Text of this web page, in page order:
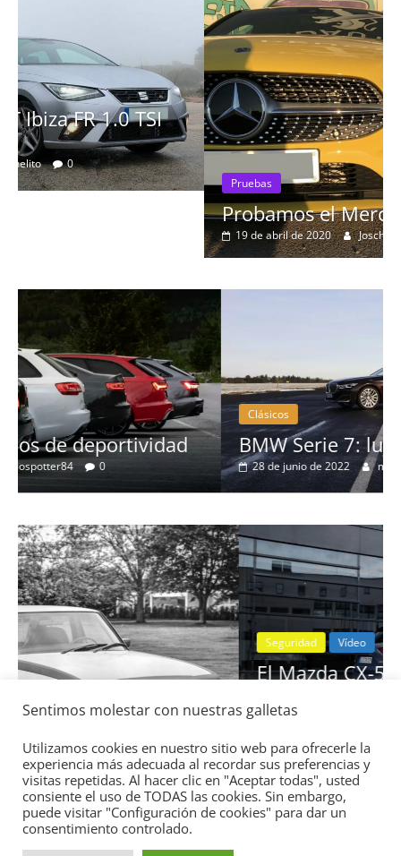
Pruebas
Probamos el Mercedes-Benz A200d
Joschelito 0
Clásicos
BMW Serie 7: lujo desde 1977
28 de junio de 2022 mospotter84 0
Seguridad Vídeo
El Mazda CX-5 2022 logra la máxima
nota en las pruebas de seguridad del
IIHS
11 de noviembre de 2021 mospotter84 0
Sentimos molestar con nuestras galletas
Utilizamos cookies en nuestro sitio web para ofrecerle la
experiencia más adecuada al recordar sus preferencias y
visitas repetidas. Al hacer clic en "Aceptar todas", usted
consiente el uso de TODAS las cookies. Sin embargo,
puede visitar "Configuración de cookies" para dar un
consentimiento controlado.